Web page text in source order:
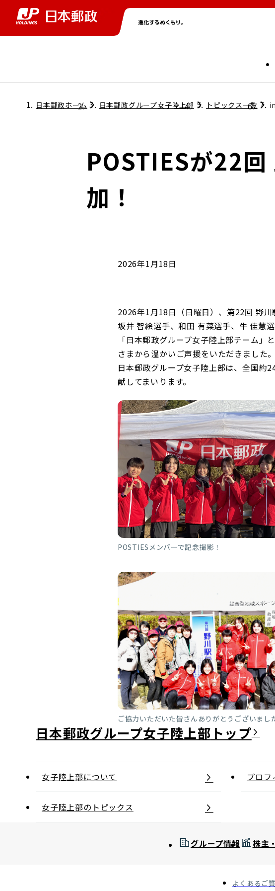
グループ情報トップ
ローカル共創イニシアティブ
社長室通信
JP 改革実
株主・投資家情報トップ
個人投資家のみなさまへ
ニューストップ
サステナビリティトップ
担当役員メッセージ
サステナビリティマネジメント
開示情報検索
採用情報トップ
日本郵政ホーム 日本郵政グループ女子陸上部 トピックス一覧
POSTIESが22
加！
2026年1月18日
2026年1月18日（日曜日）、第22回 野
坂井 智絵選手、和田 有菜選手、牛 佳慧
「日本郵政グループ女子陸上部チーム
さまから温かいご声援をいただきました。
日本郵政グループ女子陸上部は、全国約
献してまいります。
POSTIESメンバーで記念撮影！
ご協力いただいた皆さんありがとうございまし
日本郵政グループ女子陸上部
女子陸上部について プロフ
女子陸上部のトピックス
グループ情報 株主
よくあるご